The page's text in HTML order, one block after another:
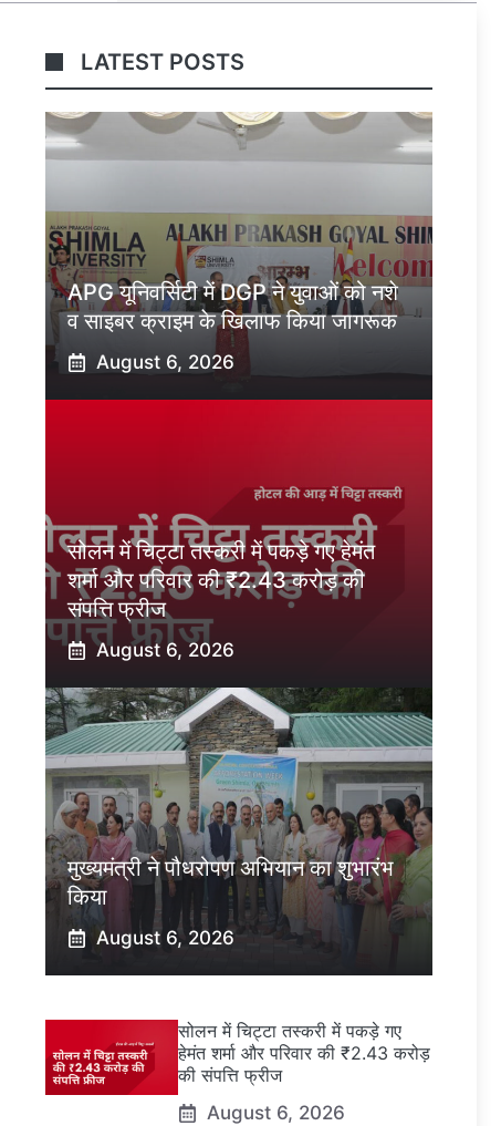
LATEST POSTS
APG यूनिवर्सिटी में DGP ने युवाओं को नशे
व साइबर क्राइम के खिलाफ किया जागरूक
August 6, 2026
सोलन में चिट्टा तस्करी में पकड़े गए हेमंत
शर्मा और परिवार की ₹2.43 करोड़ की
संपत्ति फ्रीज
August 6, 2026
मुख्यमंत्री ने पौधरोपण अभियान का शुभारंभ
किया
August 6, 2026
सोलन में चिट्टा तस्करी में पकड़े गए
हेमंत शर्मा और परिवार की ₹2.43 करोड़
की संपत्ति फ्रीज
August 6, 2026